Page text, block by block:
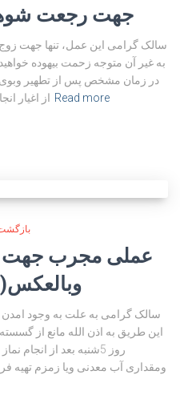
جهت رجعت
سالک گرامی این عمل، تنها جهت
به غیر آن متوجه زحمت بیهوده
در زمان مشخص پس از تطهیر
از اغیار Read more
عملی مجرب جهت
سالک گرامی به علت به وجود امدن
این طریق به اذن الله مانع از
روز 5شنبه بعد از
ومقداری آب معدنی ویا زمزم تهیه